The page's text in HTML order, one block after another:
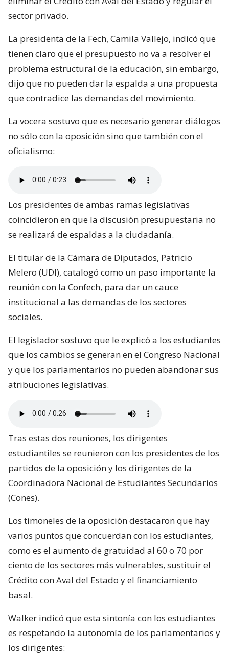
sector privado.
La presidenta de la Fech, Camila Vallejo, indicó que
tienen claro que el presupuesto no va a resolver el
problema estructural de la educación, sin embargo,
dijo que no pueden dar la espalda a una propuesta
que contradice las demandas del movimiento.
La vocera sostuvo que es necesario generar diálogos
no sólo con la oposición sino que también con el
oficialismo:
Los presidentes de ambas ramas legislativas
coincidieron en que la discusión presupuestaria no
se realizará de espaldas a la ciudadanía.
El titular de la Cámara de Diputados, Patricio
Melero (UDI), catalogó como un paso importante la
reunión con la Confech, para dar un cauce
institucional a las demandas de los sectores
sociales.
El legislador sostuvo que le explicó a los estudiantes
que los cambios se generan en el Congreso Nacional
y que los parlamentarios no pueden abandonar sus
atribuciones legislativas.
Tras estas dos reuniones, los dirigentes
estudiantiles se reunieron con los presidentes de los
partidos de la oposición y los dirigentes de la
Coordinadora Nacional de Estudiantes Secundarios
(Cones).
Los timoneles de la oposición destacaron que hay
varios puntos que concuerdan con los estudiantes,
como es el aumento de gratuidad al 60 o 70 por
ciento de los sectores más vulnerables, sustituir el
Crédito con Aval del Estado y el financiamiento
basal.
Walker indicó que esta sintonía con los estudiantes
es respetando la autonomía de los parlamentarios y
los dirigentes: